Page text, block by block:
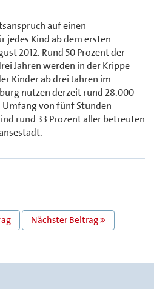
auf einen
Kind ab dem ersten
2012. Rund 50 Prozent der
Jahren werden in der Krippe
Kinder ab drei Jahren im
nutzen derzeit rund 28.000
Umfang von fünf Stunden
rund 33 Prozent aller betreuten
Nächster Beitrag